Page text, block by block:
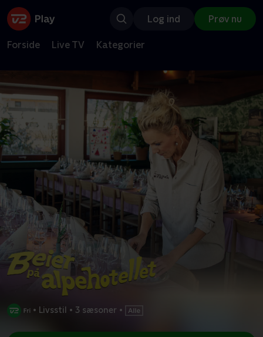
Log ind Prøv nu
Forside Live TV Kategorier
• Livsstil • 3 sæsoner •